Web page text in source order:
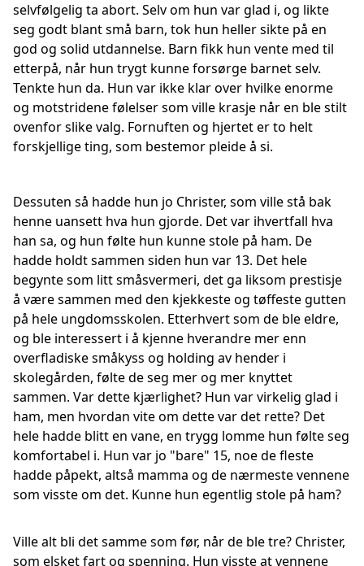
selvfølgelig ta abort. Selv om hun var glad i, og likte
seg godt blant små barn, tok hun heller sikte på en
god og solid utdannelse. Barn fikk hun vente med til
etterpå, når hun trygt kunne forsørge barnet selv.
Tenkte hun da. Hun var ikke klar over hvilke enorme
og motstridene følelser som ville krasje når en ble stilt
ovenfor slike valg. Fornuften og hjertet er to helt
forskjellige ting, som bestemor pleide å si.
Dessuten så hadde hun jo Christer, som ville stå bak
henne uansett hva hun gjorde. Det var ihvertfall hva
han sa, og hun følte hun kunne stole på ham. De
hadde holdt sammen siden hun var 13. Det hele
begynte som litt småsvermeri, det ga liksom prestisje
å være sammen med den kjekkeste og tøffeste gutten
på hele ungdomsskolen. Etterhvert som de ble eldre,
og ble interessert i å kjenne hverandre mer enn
overfladiske småkyss og holding av hender i
skolegården, følte de seg mer og mer knyttet
sammen. Var dette kjærlighet? Hun var virkelig glad i
ham, men hvordan vite om dette var det rette? Det
hele hadde blitt en vane, en trygg lomme hun følte seg
komfortabel i. Hun var jo "bare" 15, noe de fleste
hadde påpekt, altså mamma og de nærmeste vennene
som visste om det. Kunne hun egentlig stole på ham?
Ville alt bli det samme som før, når de ble tre? Christer,
som elsket fart og spenning. Hun visste at vennene